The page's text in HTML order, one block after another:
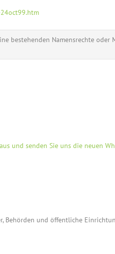
bestehenden Namensrechte oder
und senden Sie uns die neuen
Behörden und öffentliche